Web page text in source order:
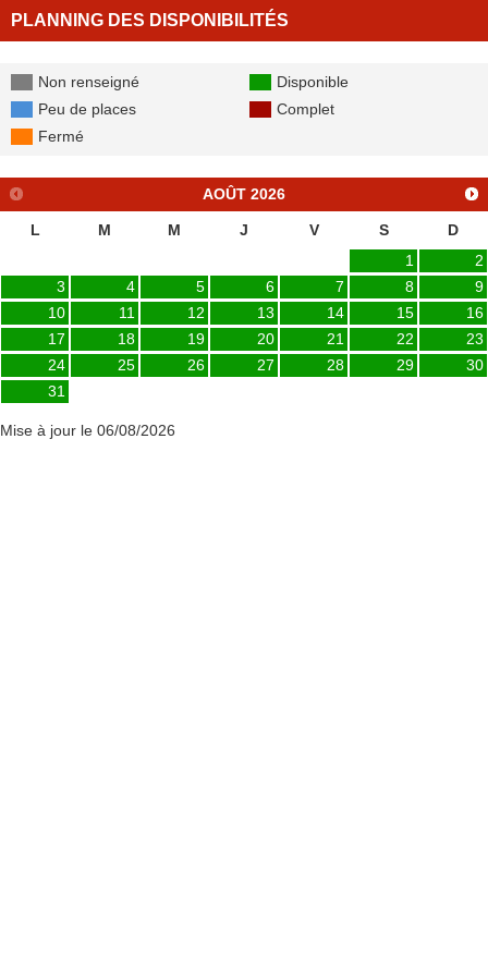
PLANNING DES DISPONIBILITÉS
Non renseigné
Disponible
Peu de places
Complet
Fermé
AOÛT 2026
L M M J V S
D
1
2
3
4 5 6 7 8
9
10
11 12 13 14 15
16
17
18 19 20 21 22
23
24
25 26 27 28 29
30
31
Mise à jour le 06/08/2026